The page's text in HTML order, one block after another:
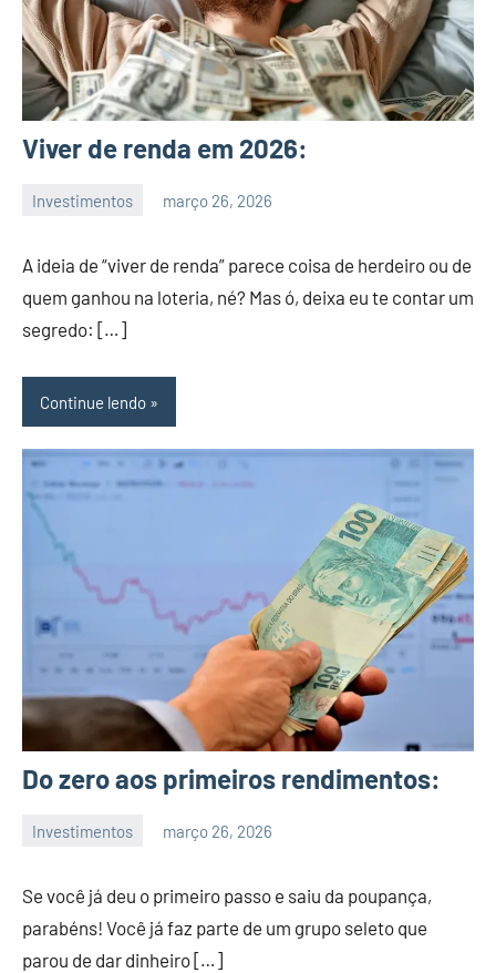
Viver de renda em 2026:
Investimentos março 26, 2026
A ideia de “viver de renda” parece coisa de herdeiro ou de
quem ganhou na loteria, né? Mas ó, deixa eu te contar um
segredo: […]
Continue lendo
Do zero aos primeiros rendimentos:
Investimentos março 26, 2026
Se você já deu o primeiro passo e saiu da poupança,
parabéns! Você já faz parte de um grupo seleto que
parou de dar dinheiro […]